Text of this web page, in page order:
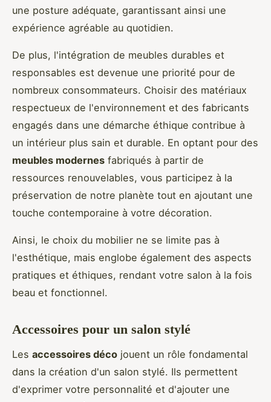
une posture adéquate, garantissant ainsi une
expérience agréable au quotidien.
De plus, l'intégration de meubles durables et
responsables est devenue une priorité pour de
nombreux consommateurs. Choisir des matériaux
respectueux de l'environnement et des fabricants
engagés dans une démarche éthique contribue à
un intérieur plus sain et durable. En optant pour des
meubles modernes fabriqués à partir de
ressources renouvelables, vous participez à la
préservation de notre planète tout en ajoutant une
touche contemporaine à votre décoration.
Ainsi, le choix du mobilier ne se limite pas à
l'esthétique, mais englobe également des aspects
pratiques et éthiques, rendant votre salon à la fois
beau et fonctionnel.
Accessoires pour un salon stylé
Les accessoires déco jouent un rôle fondamental
dans la création d'un salon stylé. Ils permettent
d'exprimer votre personnalité et d'ajouter une